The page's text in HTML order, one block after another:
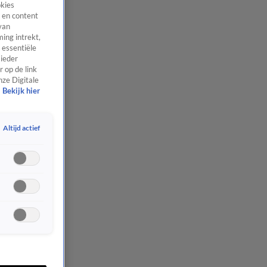
en content
intrekt,
op de link
Digitale
Bekijk hier
Altijd actief